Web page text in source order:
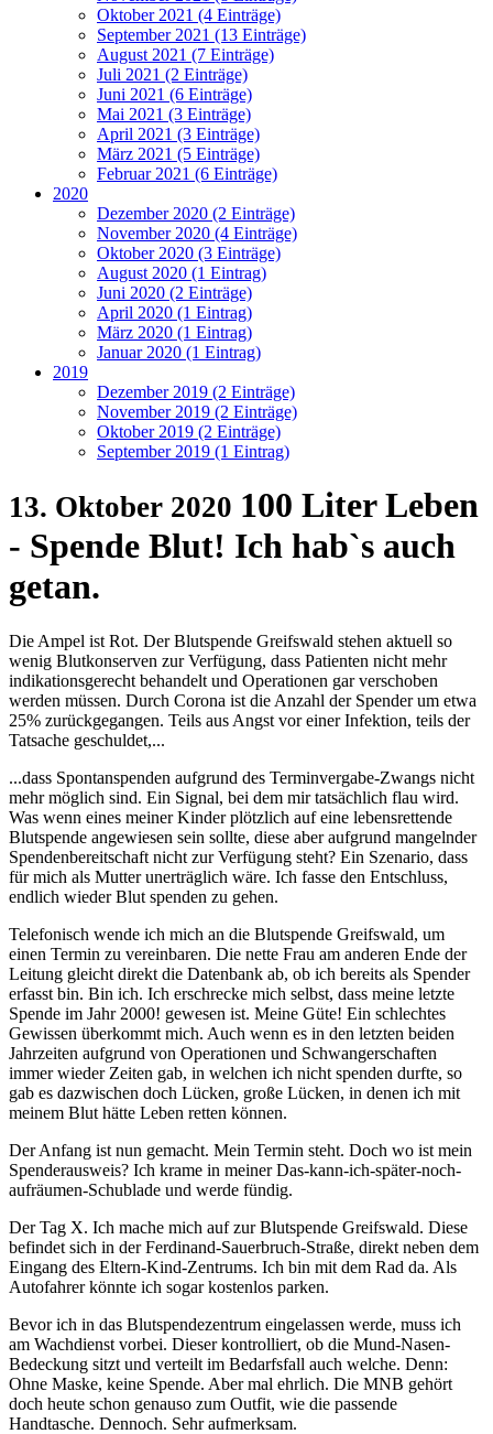
Oktober 2021 (4 Einträge)
September 2021 (13 Einträge)
August 2021 (7 Einträge)
Juli 2021 (2 Einträge)
Juni 2021 (6 Einträge)
Mai 2021 (3 Einträge)
April 2021 (3 Einträge)
März 2021 (5 Einträge)
Februar 2021 (6 Einträge)
2020
Dezember 2020 (2 Einträge)
November 2020 (4 Einträge)
Oktober 2020 (3 Einträge)
August 2020 (1 Eintrag)
Juni 2020 (2 Einträge)
April 2020 (1 Eintrag)
März 2020 (1 Eintrag)
Januar 2020 (1 Eintrag)
2019
Dezember 2019 (2 Einträge)
November 2019 (2 Einträge)
Oktober 2019 (2 Einträge)
September 2019 (1 Eintrag)
13. Oktober 2020 100 Liter Leben
- Spende Blut! Ich hab`s auch
getan.
Die Ampel ist Rot. Der Blutspende Greifswald stehen aktuell so
wenig Blutkonserven zur Verfügung, dass Patienten nicht mehr
indikationsgerecht behandelt und Operationen gar verschoben
werden müssen. Durch Corona ist die Anzahl der Spender um etwa
25% zurückgegangen. Teils aus Angst vor einer Infektion, teils der
Tatsache geschuldet,...
...dass Spontanspenden aufgrund des Terminvergabe-Zwangs nicht
mehr möglich sind. Ein Signal, bei dem mir tatsächlich flau wird.
Was wenn eines meiner Kinder plötzlich auf eine lebensrettende
Blutspende angewiesen sein sollte, diese aber aufgrund mangelnder
Spendenbereitschaft nicht zur Verfügung steht? Ein Szenario, dass
für mich als Mutter unerträglich wäre. Ich fasse den Entschluss,
endlich wieder Blut spenden zu gehen.
Telefonisch wende ich mich an die Blutspende Greifswald, um
einen Termin zu vereinbaren. Die nette Frau am anderen Ende der
Leitung gleicht direkt die Datenbank ab, ob ich bereits als Spender
erfasst bin. Bin ich. Ich erschrecke mich selbst, dass meine letzte
Spende im Jahr 2000! gewesen ist. Meine Güte! Ein schlechtes
Gewissen überkommt mich. Auch wenn es in den letzten beiden
Jahrzeiten aufgrund von Operationen und Schwangerschaften
immer wieder Zeiten gab, in welchen ich nicht spenden durfte, so
gab es dazwischen doch Lücken, große Lücken, in denen ich mit
meinem Blut hätte Leben retten können.
Der Anfang ist nun gemacht. Mein Termin steht. Doch wo ist mein
Spenderausweis? Ich krame in meiner Das-kann-ich-später-noch-
aufräumen-Schublade und werde fündig.
Der Tag X. Ich mache mich auf zur Blutspende Greifswald. Diese
befindet sich in der Ferdinand-Sauerbruch-Straße, direkt neben dem
Eingang des Eltern-Kind-Zentrums. Ich bin mit dem Rad da. Als
Autofahrer könnte ich sogar kostenlos parken.
Bevor ich in das Blutspendezentrum eingelassen werde, muss ich
am Wachdienst vorbei. Dieser kontrolliert, ob die Mund-Nasen-
Bedeckung sitzt und verteilt im Bedarfsfall auch welche. Denn:
Ohne Maske, keine Spende. Aber mal ehrlich. Die MNB gehört
doch heute schon genauso zum Outfit, wie die passende
Handtasche. Dennoch. Sehr aufmerksam.